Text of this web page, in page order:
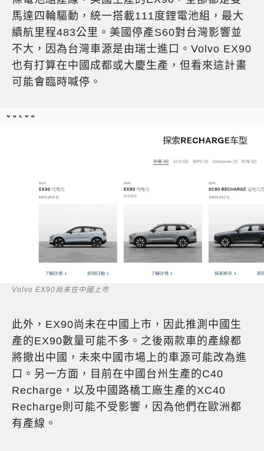
馬達四輪驅動，統一搭載111度鋰電池組，最大
續航里程483公里。美國停產S60對台灣影響並
不大，因為台灣車源是由瑞士進口。Volvo EX90
也有打算在中國成都或大慶生產，但看來這計畫
可能會臨時喊停。
Volvo EX90尚未在中國上市
此外，EX90尚未在中國上市，因此推測中國生
產的EX90數量可能不多。之後兩款車的產線都
將撤出中國，未來中國市場上的車源可能改為進
口。另一方面，目前在中國台州生產的C40
Recharge，以及中國路橋工廠生產的XC40
Recharge則可能不受影響，因為他們在歐洲都
有產線。